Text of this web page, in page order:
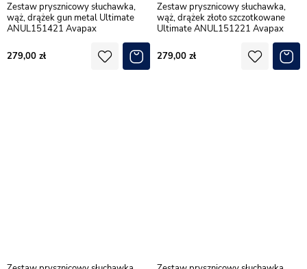
Zestaw prysznicowy słuchawka,
wąż, drążek gun metal Ultimate
ANUL151421 Avapax
279,00
Zestaw prysznicowy słuchawka,
wąż, drążek złoto szczotkowane
Ultimate ANUL151221 Avapax
279,00